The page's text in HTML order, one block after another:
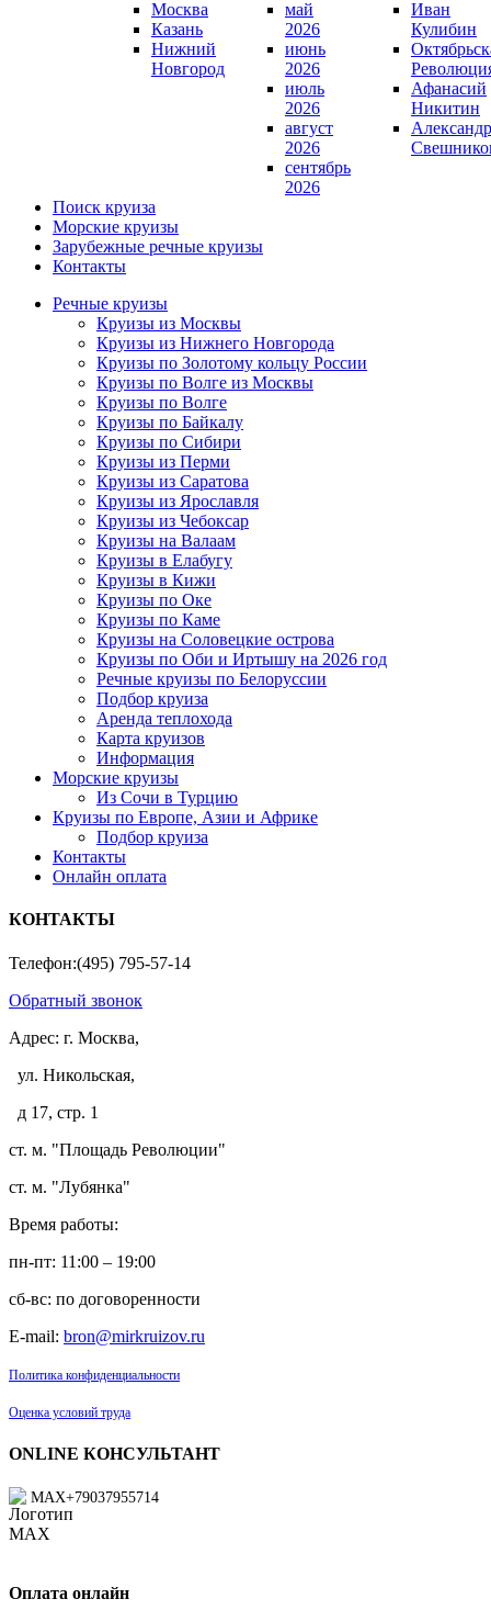
Москва
Казань
Нижний
Новгород
май
2026
июнь
2026
июль
2026
август
2026
сентябрь
2026
Иван
Кулибин
Афанасий
Никитин
Александр
Поиск круиза
Морские круизы
Зарубежные речные круизы
Контакты
Речные круизы
Круизы из Москвы
Круизы из Нижнего Новгорода
Круизы по Золотому кольцу России
Круизы по Волге из Москвы
Круизы по Волге
Круизы по Байкалу
Круизы по Сибири
Круизы из Перми
Круизы из Саратова
Круизы из Ярославля
Круизы из Чебоксар
Круизы на Валаам
Круизы в Елабугу
Круизы в Кижи
Круизы по Оке
Круизы по Каме
Круизы на Соловецкие острова
Круизы по Оби и Иртышу на 2026 год
Речные круизы по Белоруссии
Подбор круиза
Аренда теплохода
Карта круизов
Информация
Морские круизы
Из Сочи в Турцию
Круизы по Европе, Азии и Африке
Подбор круиза
Контакты
Онлайн оплата
КОНТАКТЫ
Телефон:(495) 795-57-14
Обратный звонок
Адрес: г. Москва,
ул. Никольская,
д 17, стр. 1
ст. м. "Площадь Революции"
ст. м. "Лубянка"
Время работы:
пн-пт: 11:00 – 19:00
сб-вс: по договоренности
E-mail: bron@mirkruizov.ru
Политика конфиденциальности
Оценка условий труда
ONLINE КОНСУЛЬТАНТ
MAX+79037955714
Оплата онлайн